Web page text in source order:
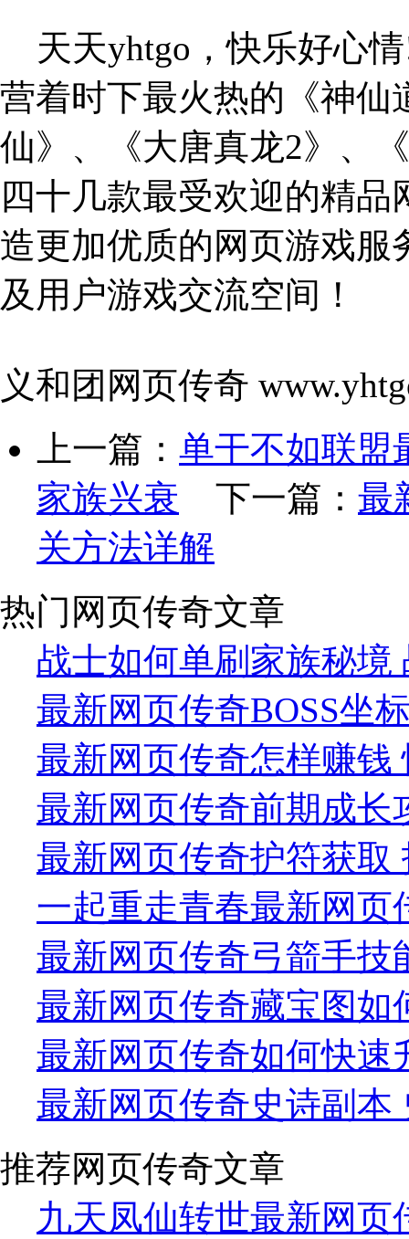
天天yhtgo，快乐好心
营着时下最火热的《神仙
仙》、《大唐真龙2》、
四十几款最受欢迎的精
造更加优质的网页游戏服
及用户游戏交流空间！
义和团网页传奇
上一篇： 单干不如联盟
家族兴衰 下一篇： 最
关方法详解
热门网页传奇文章
战士如何单刷家族秘境
最新网页传奇BOSS坐
最新网页传奇怎样赚钱
最新网页传奇前期成长
最新网页传奇护符获取
一起重走青春最新网页
最新网页传奇弓箭手技
最新网页传奇藏宝图如
最新网页传奇如何快速
最新网页传奇史诗副本
推荐网页传奇文章
九天凤仙转世最新网